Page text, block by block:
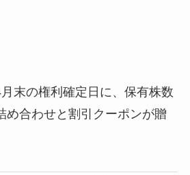
末の権利確定日に、保有株数
め合わせと割引クーポンが贈